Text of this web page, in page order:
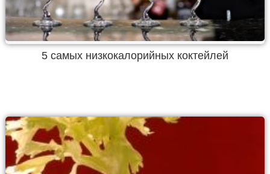
5 самых низкокалорийных коктейлей